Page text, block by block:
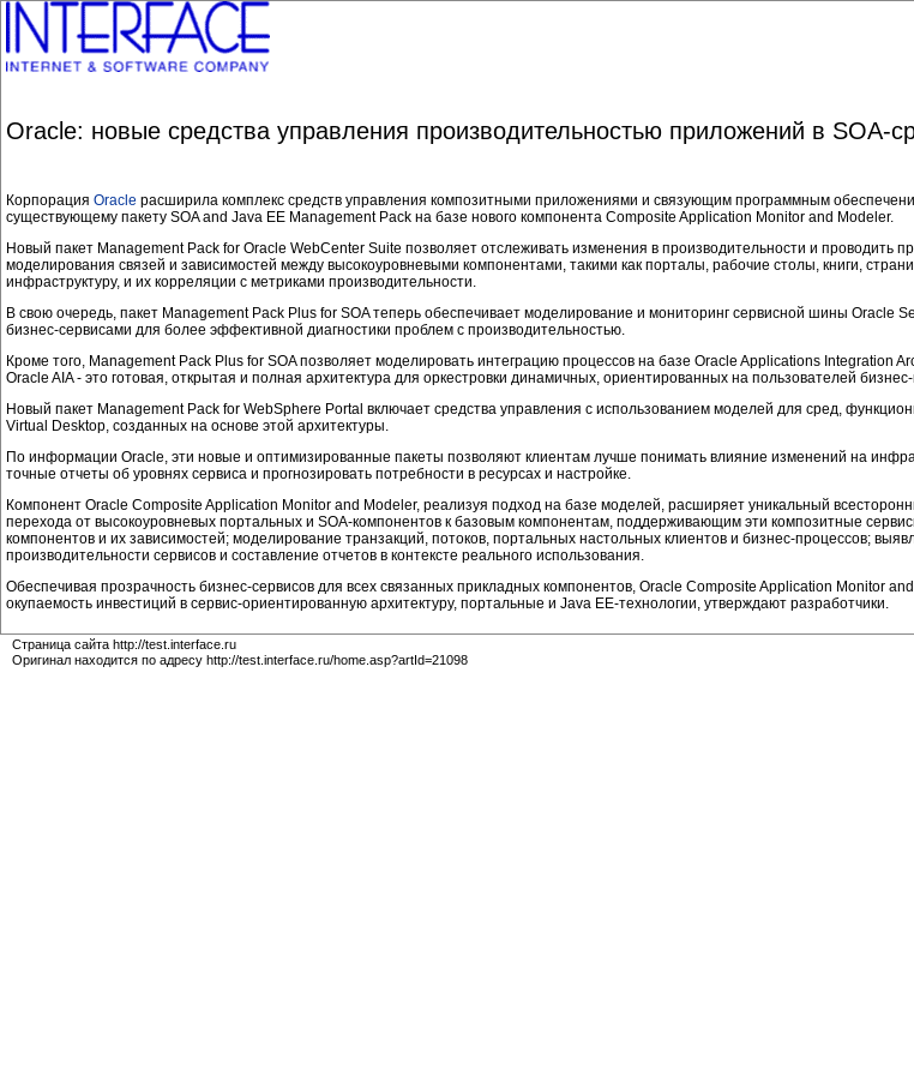
Oracle: новые средства управления производительностью приложений в SOA-
Корпорация Oracle расширила комплекс средств управления композитными приложениями и связующим программным
существующему пакету SOA and Java EE Management Pack на базе нового компонента Composite Application Monitor and Modeler.
Новый пакет Management Pack for Oracle WebCenter Suite позволяет отслеживать изменения в производительности и проводить
моделирования связей и зависимостей между высокоуровневыми компонентами, такими как порталы, рабочие столы, книги,
инфраструктуру, и их корреляции с метриками производительности.
В свою очередь, пакет Management Pack Plus for SOA теперь обеспечивает моделирование и мониторинг сервисной шины Oracle
бизнес-сервисами для более эффективной диагностики проблем с производительностью.
Кроме того, Management Pack Plus for SOA позволяет моделировать интеграцию процессов на базе Oracle Applications Integration
Oracle AIA - это готовая, открытая и полная архитектура для оркестровки динамичных, ориентированных на пользователей
Новый пакет Management Pack for WebSphere Portal включает средства управления с использованием моделей для сред,
Virtual Desktop, созданных на основе этой архитектуры.
По информации Oracle, эти новые и оптимизированные пакеты позволяют клиентам лучше понимать влияние изменений на
точные отчеты об уровнях сервиса и прогнозировать потребности в ресурсах и настройке.
Компонент Oracle Composite Application Monitor and Modeler, реализуя подход на базе моделей, расширяет уникальный
перехода от высокоуровневых портальных и SOA-компонентов к базовым компонентам, поддерживающим эти композитные
компонентов и их зависимостей; моделирование транзакций, потоков, портальных настольных клиентов и бизнес-процессов;
производительности сервисов и составление отчетов в контексте реального использования.
Обеспечивая прозрачность бизнес-сервисов для всех связанных прикладных компонентов, Oracle Composite Application Monitor
окупаемость инвестиций в сервис-ориентированную архитектуру, портальные и Java EE-технологии, утверждают разработчики.
Страница сайта http://test.interface.ru
Оригинал находится по адресу http://test.interface.ru/home.asp?artId=21098